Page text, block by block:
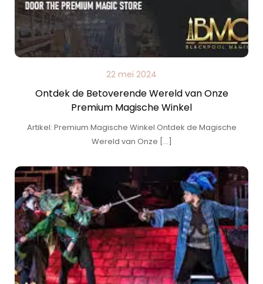
22 mei 2024
Ontdek de Betoverende Wereld van Onze
Premium Magische Winkel
Artikel: Premium Magische Winkel Ontdek de Magische
Wereld van Onze […]